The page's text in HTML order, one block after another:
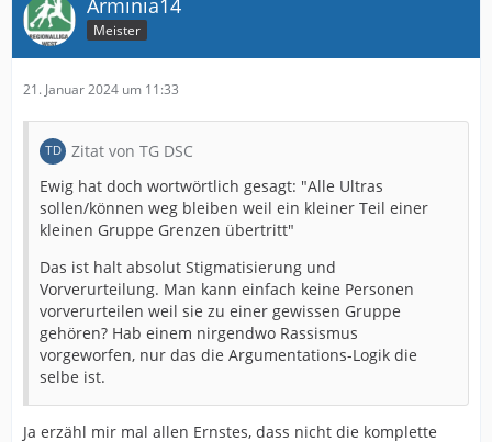
Meister
21. Januar 2024 um 11:33
Zitat von TG DSC
Ewig hat doch wortwörtlich gesagt: "Alle Ultras
sollen/können weg bleiben weil ein kleiner Teil einer
kleinen Gruppe Grenzen übertritt"
Das ist halt absolut Stigmatisierung und
Vorverurteilung. Man kann einfach keine Personen
vorverurteilen weil sie zu einer gewissen Gruppe
gehören? Hab einem nirgendwo Rassismus
vorgeworfen, nur das die Argumentations-Logik die
selbe ist.
Ja erzähl mir mal allen Ernstes, dass nicht die komplette